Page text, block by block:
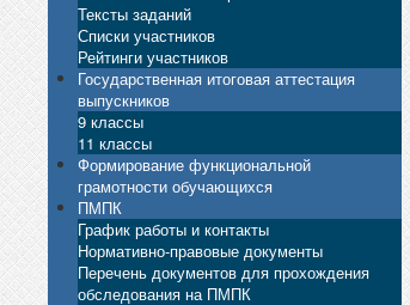
Тексты заданий
Списки участников
Рейтинги участников
Государственная итоговая аттестация
выпускников
9 классы
11 классы
Формирование функциональной
грамотности обучающихся
ПМПК
График работы и контакты
Нормативно-правовые документы
Перечень документов для прохождения
обследования на ПМПК